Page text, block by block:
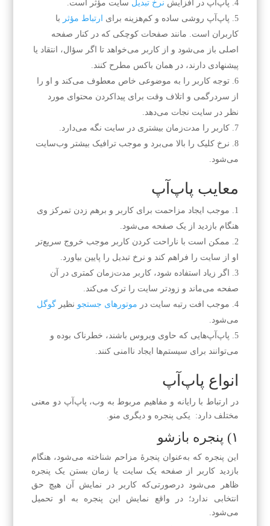
پاپ‌آپ در افزایش نرخ تبدیل سایت مؤثر است.
پاپ‌آپ روشی ساده و کم‌هزینه برای
ارتباط مؤثر با
کاربران است. مانند صفحات کوچکی که در کنار صفحه
اصلی باز می‌شود و از کاربر می‌خواهد تا اگر سؤال، انتقاد یا
پیشنهادی دارند، در همان باکس مطرح کنند.
توجه کاربر را به موضوعی خاص معطوف می‌کند و او را
از سردرگمی و اتلاف وقت برای پیداکردن محتوای مورد
نظر در سایت نجات می‌دهد.
کاربر را مدت‌زمان بیشتری در سایت نگه می‌دارد.
نرخ کلیک را بالا می‌برد و موجب ترافیک بیشتر وب‌سایت
می‌شود.
معایب پاپ‌آپ
موجب ایجاد مزاحمت برای کاربر و برهم زدن تمرکز وی
هنگام بازدید از یک صفحه می‌شود.
ممکن است با ناراحت کردن کاربر موجب خروج سریع‌تر
او از سایت را فراهم کند و نرخ تبدیل را پایین بیاورد.
اگر زیاد استفاده شود، کاربر مدت‌زمان کمتری در آن
صفحه می‌ماند و زودتر سایت را ترک می‌کند.
موجب افت رتبه سایت در موتورهای جستجو نظیرگوگل
می‌شود.
پاپ‌آپ‌هایی که حاوی ویروس باشند، خطرناک بوده و
می‌توانند برای سیستم‌ها ایجاد ناامنی کنند.
انواع پاپ‌آپ
در ارتباط با رایانه و مفاهیم مربوط به وب، پاپ‌آپ دو معنی
مختلف دارد: یکی پنجره و دیگری منو.
۱) پنجره بازشو
این پنجره که به‌عنوان پنجرهٔ مزاحم شناخته می‌شود، هنگام
بازدید کاربر از صفحه یک سایت یا زمان بستن یک پنجره
ظاهر می‌شود درصورتی‌که کاربر در نمایش آن هیچ حق
انتخابی ندارد؛ در واقع نمایش این پنجره به او تحمیل
می‌شود.